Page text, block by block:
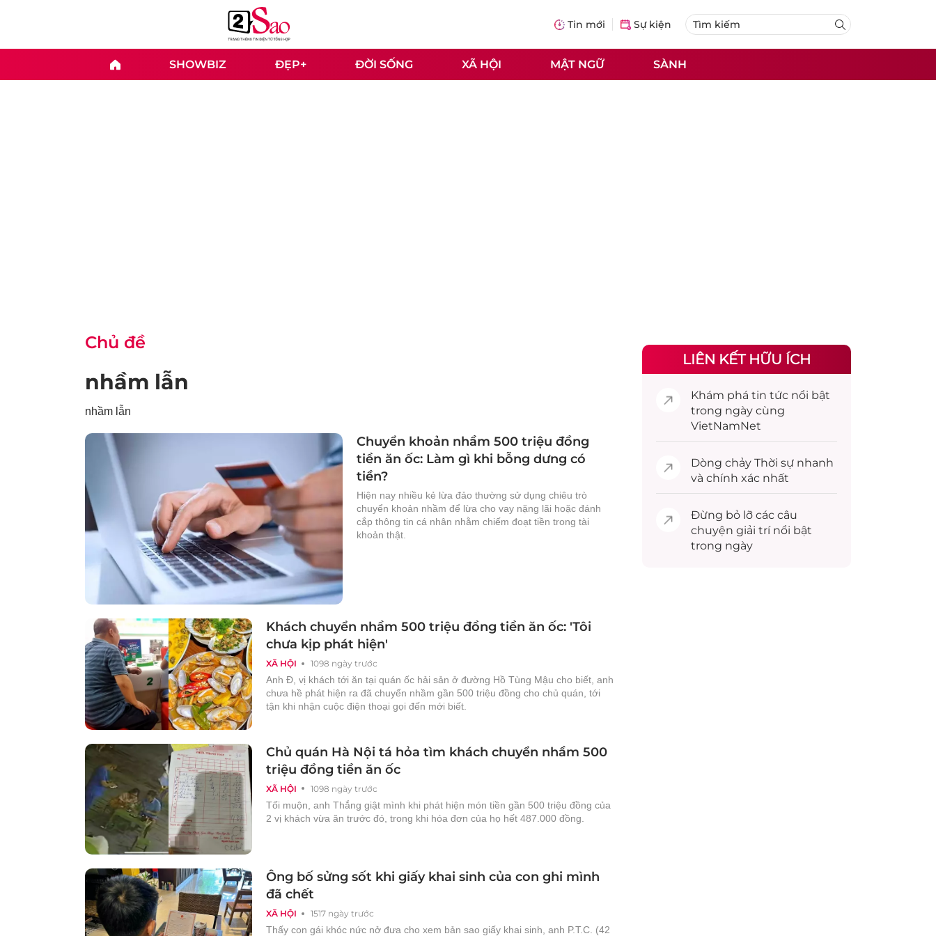
Tin mới Sự kiện
SHOWBIZ ĐẸP+ ĐỜI SỐNG XÃ HỘI MẬT NGỮ SÀNH
Chủ đề
nhầm lẫn
nhầm lẫn
Chuyển khoản nhầm 500 triệu đồng
tiền ăn ốc: Làm gì khi bỗng dưng có
tiền?
Hiện nay nhiều kẻ lừa đảo thường sử dụng chiêu trò
chuyển khoản nhầm để lừa cho vay nặng lãi hoặc đánh
cắp thông tin cá nhân nhằm chiếm đoạt tiền trong tài
khoản thật.
XÃ HỘI 1098 ngày trước
Khách chuyển nhầm 500 triệu đồng tiền ăn ốc: 'Tôi
chưa kịp phát hiện'
Anh Đ, vị khách tới ăn tại quán ốc hải sản ở đường Hồ Tùng Mậu cho biết, anh
chưa hề phát hiện ra đã chuyển nhầm gần 500 triệu đồng cho chủ quán, tới
tận khi nhận cuộc điện thoại gọi đến mới biết.
XÃ HỘI 1098 ngày trước
Chủ quán Hà Nội tá hỏa tìm khách chuyển nhầm 500
triệu đồng tiền ăn ốc
Tối muộn, anh Thắng giật mình khi phát hiện món tiền gần 500 triệu đồng của
2 vị khách vừa ăn trước đó, trong khi hóa đơn của họ hết 487.000 đồng.
XÃ HỘI 1517 ngày trước
Ông bố sửng sốt khi giấy khai sinh của con ghi mình
đã chết
Thấy con gái khóc nức nở đưa cho xem bản sao giấy khai sinh, anh P.T.C. (42
LIÊN KẾT HỮU ÍCH
Khám phá tin tức nổi bật
trong ngày cùng
VietNamNet
Dòng chảy Thời sự nhanh
và chính xác nhất
Đừng bỏ lỡ các câu
chuyện giải trínổi bật
trong ngày